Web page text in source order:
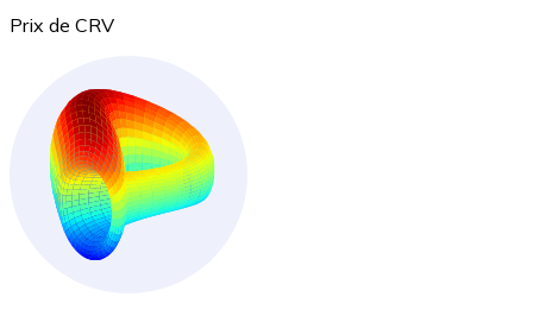
Bitcoin
BTC
Prix de CRV